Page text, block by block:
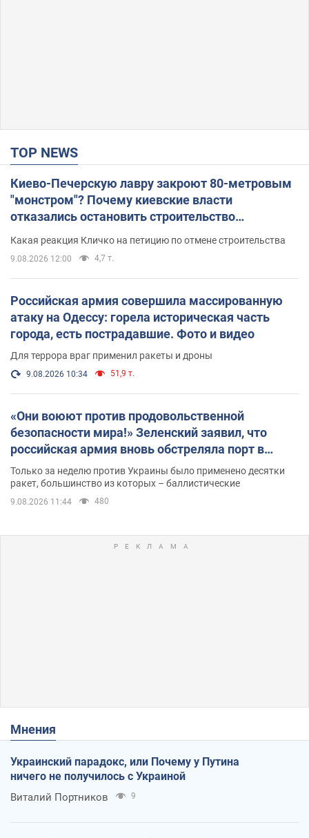
TOP NEWS
Киево-Печерскую лавру закроют 80-метровым
"монстром"? Почему киевские власти
отказались остановить строительство
Какая реакция Кличко на петицию по отмене строительства
9.08.2026 12:00 4,7 т.
Российская армия совершила массированную
атаку на Одессу: горела историческая часть
города, есть пострадавшие. Фото и видео
Для террора враг применил ракеты и дроны
9.08.2026 10:34 51,9 т.
«Они воюют против продовольственной
безопасности мира!» Зеленский заявил, что
российская армия вновь обстреляла порт в
Одессе
Только за неделю против Украины было применено десятки
ракет, большинство из которых – баллистические
9.08.2026 11:44 480
Мнения
Украинский парадокс, или Почему у Путина
ничего не получилось с Украиной
Виталий Портников 9